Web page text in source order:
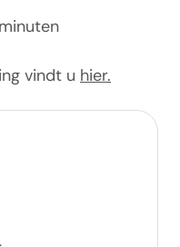
vindt u hier.